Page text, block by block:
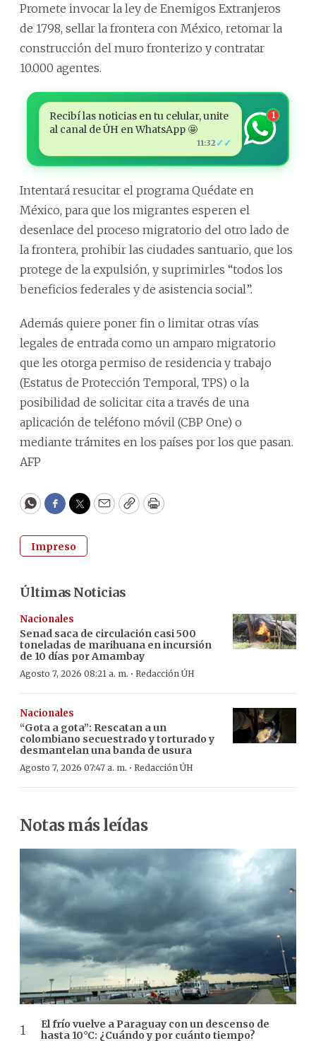
Promete invocar la ley de Enemigos Extranjeros
de 1798, sellar la frontera con México, retomar la
construcción del muro fronterizo y contratar
10.000 agentes.
Recibí las noticias en tu celular, unite
al canal de ÚH en WhatsApp 🤩
11:32 ✓✓
1
Intentará resucitar el programa Quédate en
México, para que los migrantes esperen el
desenlace del proceso migratorio del otro lado de
la frontera, prohibir las ciudades santuario, que los
protege de la expulsión, y suprimirles “todos los
beneficios federales y de asistencia social”.
Además quiere poner fin o limitar otras vías
legales de entrada como un amparo migratorio
que les otorga permiso de residencia y trabajo
(Estatus de Protección Temporal, TPS) o la
posibilidad de solicitar cita a través de una
aplicación de teléfono móvil (CBP One) o
mediante trámites en los países por los que pasan.
AFP
WhatsApp
Facebook
Twitter
EmailCopyPrint
Impreso
Últimas Noticias
Nacionales
Senad saca de circulación casi 500
toneladas de marihuana en incursión
de 10 días por Amambay
Agosto 7, 2026 08:21 a. m. · Redacción ÚH
Nacionales
“Gota a gota”: Rescatan a un
colombiano secuestrado y torturado y
desmantelan una banda de usura
Agosto 7, 2026 07:47 a. m. · Redacción ÚH
Notas más leídas
El frío vuelve a Paraguay con un descenso de
hasta 10°C: ¿Cuándo y por cuánto tiempo?